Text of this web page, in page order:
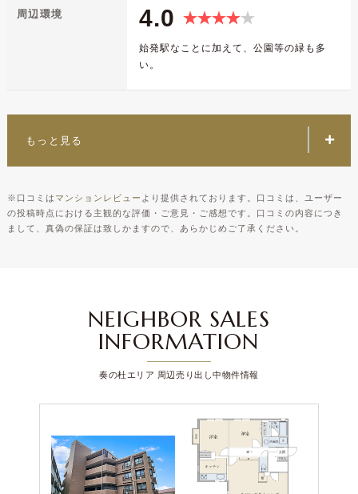
周辺環境 4.0
始発駅なことに加えて、公園等の緑も多
い。
もっと見る
※ 口コミは マンションレビュー より提供されております。口コミは、ユーザー
の投稿時点における主観的な評価・ご意見・ご感想です。口コミの内容につき
まして、真偽の保証は致しかますので、あらかじめご了承ください。
NEIGHBOR SALES
INFORMATION
奏の杜エリア 周辺売り出し中物件情報